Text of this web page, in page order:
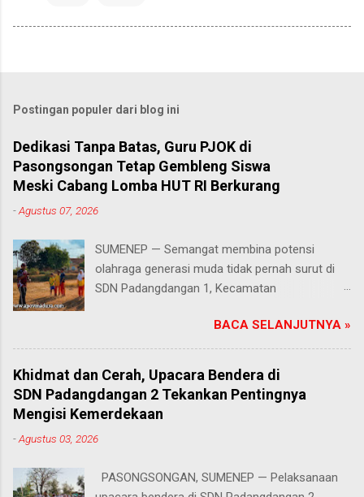
Postingan populer dari blog ini
Dedikasi Tanpa Batas, Guru PJOK di
Pasongsongan Tetap Gembleng Siswa
Meski Cabang Lomba HUT RI Berkurang
-Agustus 07, 2026
SUMENEP — Semangat membina potensi
olahraga generasi muda tidak pernah surut di
SDN Padangdangan 1, Kecamatan
(5/8/2026) Meski beberapa cabang olahraga
tidak masuk dalam daftar kompetisi perayaan
Hari Ulang Tahun (HUT) Kemerdekaan Republik
Indonesia tahun ini, proses latihan bagi para
siswa tetap berjalan penuh antusias. Risqon
Olahraga, dan Kesehatan (PJOK) di sekolah
melatih anak-anak didiknya. Salah satu cabang
BACA SELANJUTNYA »
Khidmat dan Cerah, Upacara Bendera di
SDN Padangdangan 2 Tekankan Pentingnya
Mengisi Kemerdekaan
-Agustus 03, 2026
PASONGSONGAN, SUMENEP — Pelaksanaan